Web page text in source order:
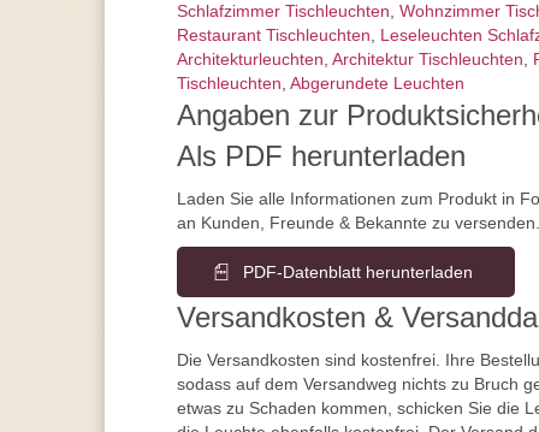
Schlafzimmer Tischleuchten, Wohnzimmer
Restaurant Tischleuchten, Leseleuchten
Architektur­leuchten, Architektur Tischleuchten,
Tischleuchten, Abgerundete Leuchten
Angaben zur
Als PDF herunterladen
Laden Sie alle Informationen zum Produkt in
an Kunden, Freunde & Bekannte zu versenden.
PDF-Datenblatt herunterladen
Versandkosten &
Die Versandkosten sind kostenfrei. Ihre
sodass auf dem Versandweg nichts zu Bruch
etwas zu Schaden kommen, schicken Sie die